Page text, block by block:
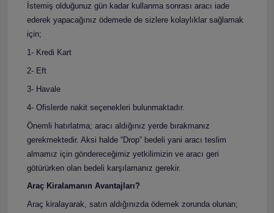
İstemiş olduğunuz gün kadar kullanma sonrası aracı iade
ederek yapacağınız ödemede de sizlere kolaylıklar sağlamak
için;
1- Kredi Kart
2- Eft
3- Havale
4- Ofislerde nakit seçenekleri bulunmaktadır.
Önemli hatırlatma; aracı aldığınız yerde bırakmanız
gerekmektedir. Aksi halde “Drop” bedeli yani aracı teslim
almamız için göndereceğimiz yetkilimizin ve aracı geri
götürürken olan bedeli karşılamanız gerekir.
Araç Kiralamanın Avantajları?
Araç kiralayarak, satın aldığınızda ödemek zorunda olunan;